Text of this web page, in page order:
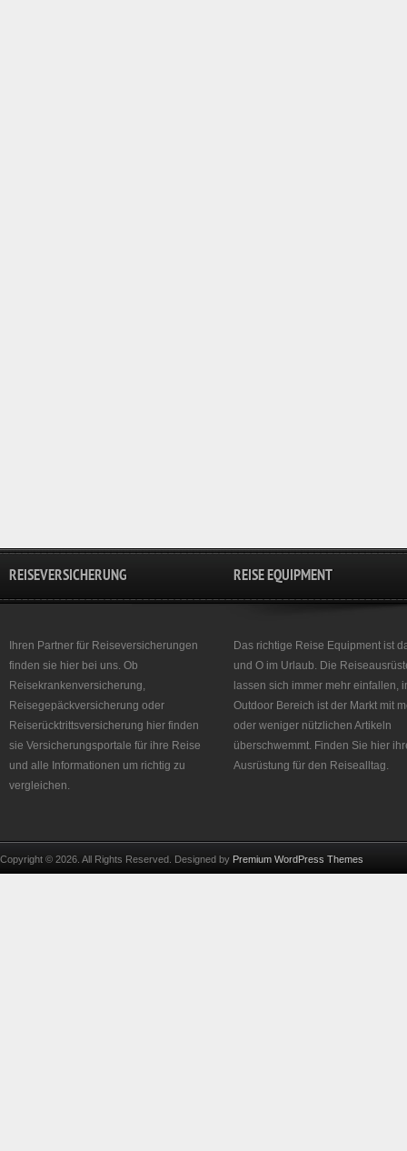
REISEVERSICHERUNG
Ihren Partner für Reiseversicherungen
finden sie hier bei uns. Ob
Reisekrankenversicherung,
Reisegepäckversicherung oder
Reiserücktrittsversicherung hier finden
sie Versicherungsportale für ihre Reise
und alle Informationen um richtig zu
vergleichen.
REISE EQUIPMENT
Das richtige Reise Equipment ist
und O im Urlaub. Die
lassen sich immer mehr einfallen,
Outdoor Bereich ist der Markt mit
oder weniger nützlichen Artikeln
überschwemmt. Finden Sie hier
Ausrüstung für den Reisealltag.
Copyright © 2026. All Rights Reserved. Designed by Premium WordPress Themes